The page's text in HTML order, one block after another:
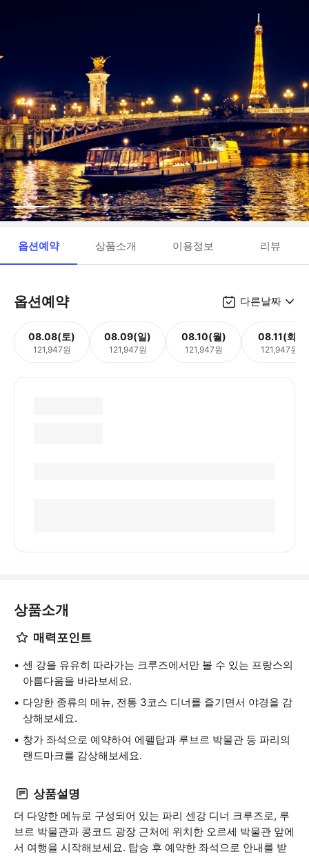
옵션예약 상품소개 이용정보 리뷰
옵션예약 다른날짜
08.08(토)
121,947원
08.09(일)
121,947원
08.10(월)
121,947원
08.11(화)
121,947원
상품소개
매력포인트
센 강을 유유히 따라가는 크루즈에서만 볼 수 있는 프랑스의
아름다움을 바라보세요.
다양한 종류의 메뉴, 전통 3코스 디너를 즐기면서 야경을 감
상해보세요.
창가 좌석으로 예약하여 에펠탑과 루브르 박물관 등 파리의
랜드마크를 감상해보세요.
상품설명
더 다양한 메뉴로 구성되어 있는 파리 센강 디너 크루즈로, 루
브르 박물관과 콩코드 광장 근처에 위치한 오르세 박물관 앞에
서 여행을 시작해보세요. 탑승 후 예약한 좌석으로 안내를 받